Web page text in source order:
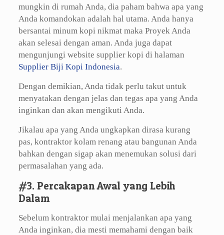
mungkin di rumah Anda, dia paham bahwa apa yang
Anda komandokan adalah hal utama. Anda hanya
bersantai minum kopi nikmat maka Proyek Anda
akan selesai dengan aman. Anda juga dapat
mengunjungi website supplier kopi di halaman
Supplier Biji Kopi Indonesia.
Dengan demikian, Anda tidak perlu takut untuk
menyatakan dengan jelas dan tegas apa yang Anda
inginkan dan akan mengikuti Anda.
Jikalau apa yang Anda ungkapkan dirasa kurang
pas, kontraktor kolam renang atau bangunan Anda
bahkan dengan sigap akan menemukan solusi dari
permasalahan yang ada.
#3. Percakapan Awal yang Lebih
Dalam
Sebelum kontraktor mulai menjalankan apa yang
Anda inginkan, dia mesti memahami dengan baik